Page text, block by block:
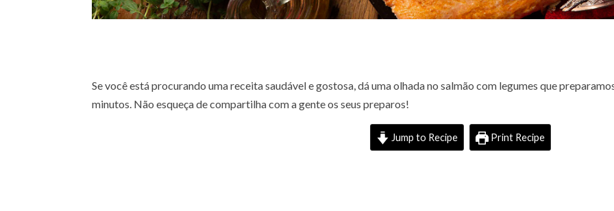
Se você está procurando uma receita saudável e gostosa, dá uma olhada no salmão com legumes que
minutos. Não esqueça de compartilha com a gente os seus preparos!
Jump to Recipe Print Recipe